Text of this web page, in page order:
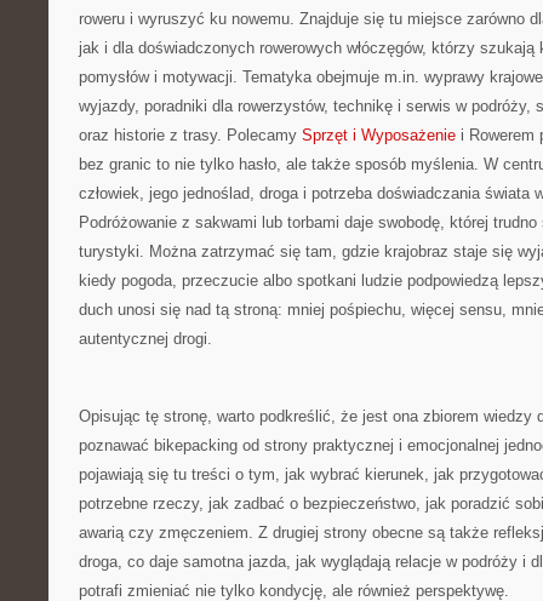
roweru i wyruszyć ku nowemu. Znajduje się tu miejsce zarówno
jak i dla doświadczonych rowerowych włóczęgów, którzy
pomysłów i motywacji. Tematyka obejmuje m.in. wyprawy
wyjazdy, poradniki dla rowerzystów, technikę i serwis w podróży,
oraz historie z trasy. Polecamy Sprzęt i Wyposażenie i Rowerem
bez granic to nie tylko hasło, ale także sposób myślenia. W
człowiek, jego jednoślad, droga i potrzeba doświadczania świata
Podróżowanie z sakwami lub torbami daje swobodę, której
turystyki. Można zatrzymać się tam, gdzie krajobraz staje się
kiedy pogoda, przeczucie albo spotkani ludzie podpowiedzą
duch unosi się nad tą stroną: mniej pośpiechu, więcej sensu,
autentycznej drogi.
Opisując tę stronę, warto podkreślić, że jest ona zbiorem
poznawać bikepacking od strony praktycznej i emocjonalnej
pojawiają się tu treści o tym, jak wybrać kierunek, jak
potrzebne rzeczy, jak zadbać o bezpieczeństwo, jak poradzić
awarią czy zmęczeniem. Z drugiej strony obecne są także
droga, co daje samotna jazda, jak wyglądają relacje w podróży i
potrafi zmieniać nie tylko kondycję, ale również perspektywę.